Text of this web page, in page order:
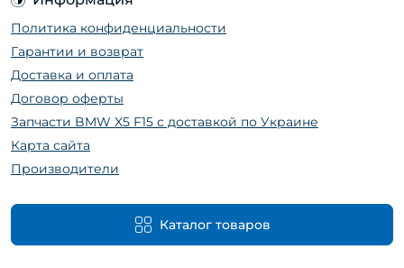
Политика конфиденциальности
Гарантии и возврат
Доставка и оплата
Договор оферты
Запчасти BMW X5 F15 с доставкой по Украине
Карта сайта
Производители
Каталог товаров